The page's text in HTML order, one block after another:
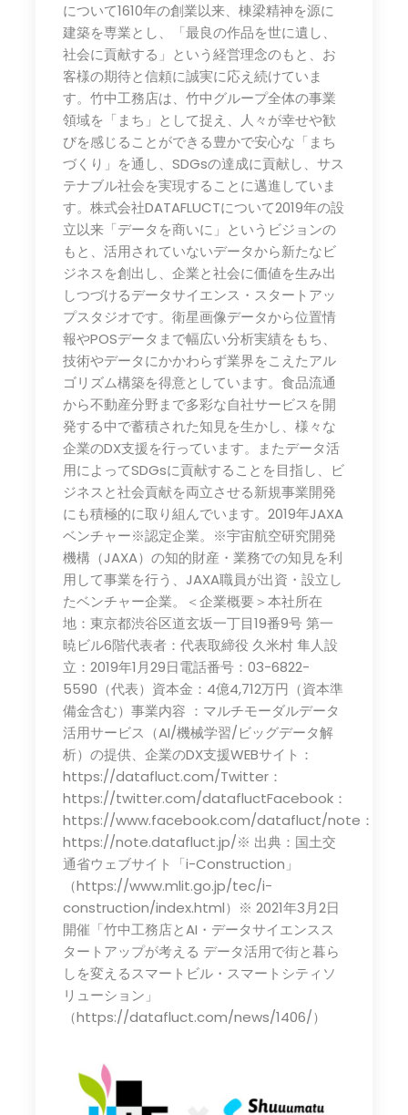
について1610年の創業以来、棟梁精神を源に
建築を専業とし、「最良の作品を世に遺し、
社会に貢献する」という経営理念のもと、お
客様の期待と信頼に誠実に応え続けていま
す。竹中工務店は、竹中グループ全体の事業
領域を「まち」として捉え、人々が幸せや歓
びを感じることができる豊かで安心な「まち
づくり」を通し、SDGsの達成に貢献し、サス
テナブル社会を実現することに邁進していま
す。株式会社DATAFLUCTについて2019年の設
立以来「データを商いに」というビジョンの
もと、活用されていないデータから新たなビ
ジネスを創出し、企業と社会に価値を生み出
しつづけるデータサイエンス・スタートアッ
プスタジオです。衛星画像データから位置情
報やPOSデータまで幅広い分析実績をもち、
技術やデータにかかわらず業界をこえたアル
ゴリズム構築を得意としています。食品流通
から不動産分野まで多彩な自社サービスを開
発する中で蓄積された知見を生かし、様々な
企業のDX支援を行っています。またデータ活
用によってSDGsに貢献することを目指し、ビ
ジネスと社会貢献を両立させる新規事業開発
にも積極的に取り組んでいます。2019年JAXA
ベンチャー※認定企業。※宇宙航空研究開発
機構（JAXA）の知的財産・業務での知見を利
用して事業を行う、JAXA職員が出資・設立し
たベンチャー企業。＜企業概要＞本社所在
地：東京都渋谷区道玄坂一丁目19番9号 第一
暁ビル6階代表者：代表取締役 久米村 隼人設
立：2019年1月29日電話番号：03-6822-
5590（代表）資本金：4億4,712万円（資本準
備金含む）事業内容 ：マルチモーダルデータ
活用サービス（AI/機械学習/ビッグデータ解
析）の提供、企業のDX支援WEBサイト：
https://datafluct.com/Twitter：
https://twitter.com/datafluctFacebook：
https://www.facebook.com/datafluct/note：
https://note.datafluct.jp/※ 出典：国土交
通省ウェブサイト「i-Construction」
（https://www.mlit.go.jp/tec/i-
construction/index.html）※ 2021年3月2日
開催「竹中工務店とAI・データサイエンスス
タートアップが考える データ活用で街と暮ら
しを変えるスマートビル・スマートシティソ
リューション」
（https://datafluct.com/news/1406/）